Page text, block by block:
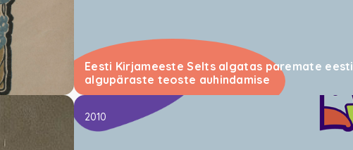
Eesti Kirjameeste Selts algatas paremate eesti
algupäraste teoste auhindamise
2010